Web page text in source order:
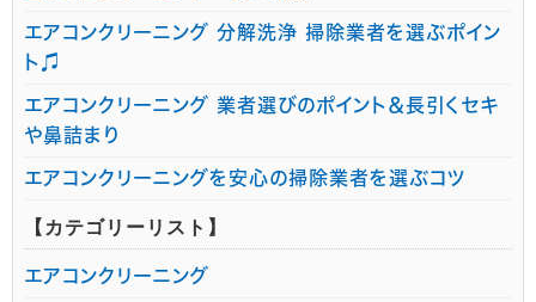
エアコンクリーニング 分解洗浄 掃除業者を選ぶポイン
ト♫
エアコンクリーニング 業者選びのポイント＆長引くセキ
や鼻詰まり
エアコンクリーニングを安心の掃除業者を選ぶコツ
【カテゴリーリスト】
エアコンクリーニング